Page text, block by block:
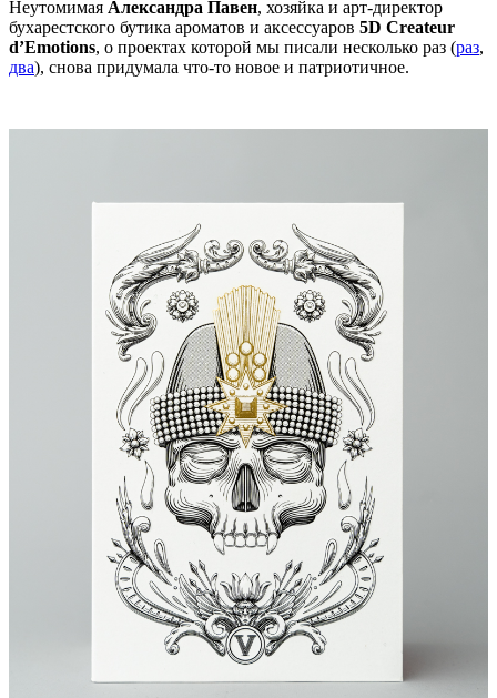
Неутомимая Александра Павен, хозяйка и арт-директор
бухарестского бутика ароматов и аксессуаров 5D Createur
d’Emotions, о проектах которой мы писали несколько раз (раз,
два), снова придумала что-то новое и патриотичное.